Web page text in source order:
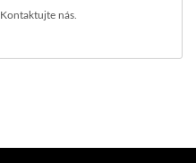
Kontaktujte nás